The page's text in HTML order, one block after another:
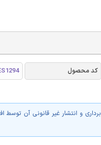
کد محصول
و انتشار غیر قانونی آن توسط